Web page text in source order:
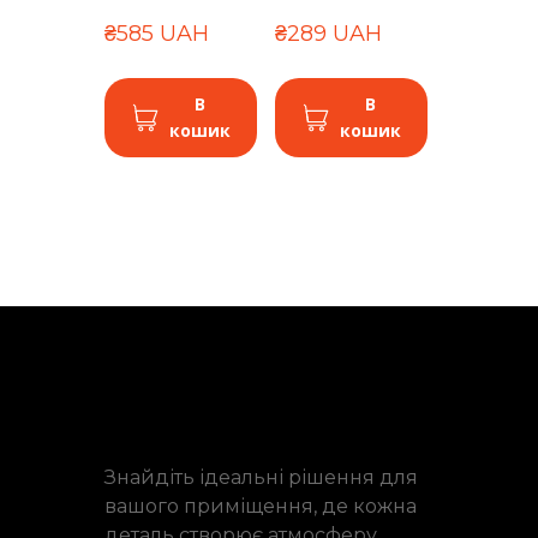
₴585 UAH
В
кошик
₴289 UAH
В
кошик
Знайдіть ідеальні рішення для
вашого приміщення, де кожна